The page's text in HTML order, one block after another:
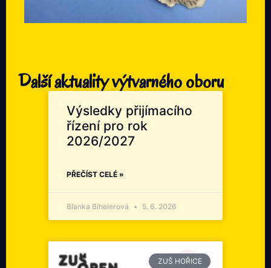
Další aktuality výtvarného oboru
Výsledky přijímacího
řízení pro rok
2026/2027
PŘEČÍST CELÉ »
Blanka Bihelerová 5. 6. 2026
ZUŠ HOŘICE